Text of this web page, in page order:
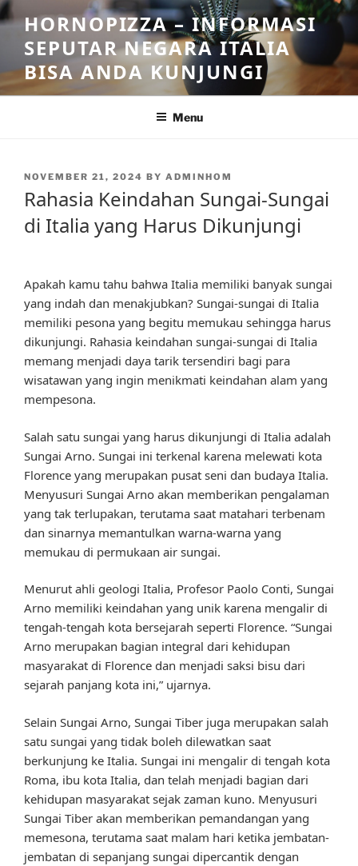
Skip
to
content
HORNOPIZZA – INFORMASI
SEPUTAR NEGARA ITALIA
BISA ANDA KUNJUNGI
Menu
POSTED
NOVEMBER 21, 2024 BY ADMINHOM
Rahasia Keindahan Sungai-Sungai
di Italia yang Harus Dikunjungi
Apakah kamu tahu bahwa Italia memiliki banyak sungai
yang indah dan menakjubkan? Sungai-sungai di Italia
memiliki pesona yang begitu memukau sehingga harus
dikunjungi. Rahasia keindahan sungai-sungai di Italia
memang menjadi daya tarik tersendiri bagi para
wisatawan yang ingin menikmati keindahan alam yang
mempesona.
Salah satu sungai yang harus dikunjungi di Italia adalah
Sungai Arno. Sungai ini terkenal karena melewati kota
Florence yang merupakan pusat seni dan budaya Italia.
Menyusuri Sungai Arno akan memberikan pengalaman
yang tak terlupakan, terutama saat matahari terbenam
dan sinarnya memantulkan warna-warna yang
memukau di permukaan air sungai.
Menurut ahli geologi Italia, Profesor Paolo Conti, Sungai
Arno memiliki keindahan yang unik karena mengalir di
tengah-tengah kota bersejarah seperti Florence. “Sungai
Arno merupakan bagian integral dari kehidupan
masyarakat di Florence dan menjadi saksi bisu dari
sejarah panjang kota ini,” ujarnya.
Selain Sungai Arno, Sungai Tiber juga merupakan salah
satu sungai yang tidak boleh dilewatkan saat
berkunjung ke Italia. Sungai ini mengalir di tengah kota
Roma, ibu kota Italia, dan telah menjadi bagian dari
kehidupan masyarakat sejak zaman kuno. Menyusuri
Sungai Tiber akan memberikan pemandangan yang
memesona, terutama saat malam hari ketika jembatan-
jembatan di sepanjang sungai dipercantik dengan